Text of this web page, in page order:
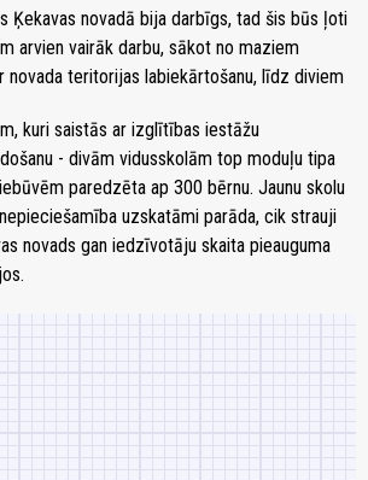
Ķekavas novadā bija darbīgs, tad šis būs ļoti
arvien vairāk darbu, sākot no maziem
novada teritorijas labiekārtošanu, līdz diviem
kuri saistās ar izglītības iestāžu
- divām vidusskolām top moduļu tipa
paredzēta ap 300 bērnu. Jaunu skolu
uzskatāmi parāda, cik strauji
novads gan iedzīvotāju skaita pieauguma